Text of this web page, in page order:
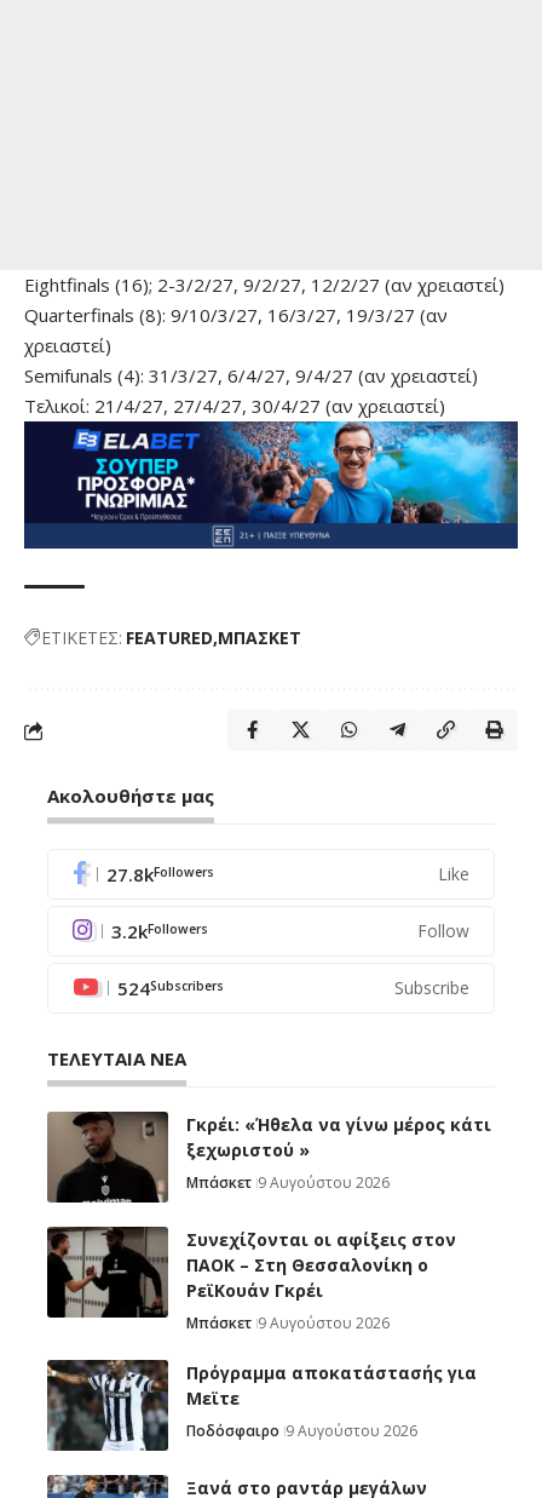
Eightfinals (16); 2-3/2/27, 9/2/27, 12/2/27 (αν χρειαστεί)
Quarterfinals (8): 9/10/3/27, 16/3/27, 19/3/27 (αν
χρειαστεί)
Semifunals (4): 31/3/27, 6/4/27, 9/4/27 (αν χρειαστεί)
Τελικοί: 21/4/27, 27/4/27, 30/4/27 (αν χρειαστεί)
ΕΤΙΚΕΤΕΣ: FEATURED ΜΠΑΣΚΕΤ
Ακολουθήστε μας
27.8kFollowers Like
3.2kFollowers Follow
524Subscribers Subscribe
ΤΕΛΕΥΤΑΙΑ ΝΕΑ
Γκρέι: «Ήθελα να γίνω μέρος κάτι
ξεχωριστού »
Μπάσκετ 9 Αυγούστου 2026
Συνεχίζονται οι αφίξεις στον
ΠΑΟΚ – Στη Θεσσαλονίκη ο
ΡεϊΚουάν Γκρέι
Μπάσκετ 9 Αυγούστου 2026
Πρόγραμμα αποκατάστασής για
Μεϊτε
Ποδόσφαιρο 9 Αυγούστου 2026
Ξανά στο ραντάρ μεγάλων